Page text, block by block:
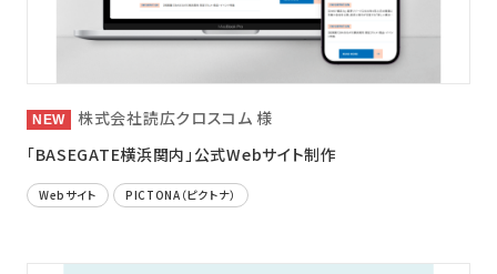
株式会社読広クロスコム 様
「BASEGATE横浜関内」公式Webサイト制作
Webサイト PICTONA（ピクトナ）